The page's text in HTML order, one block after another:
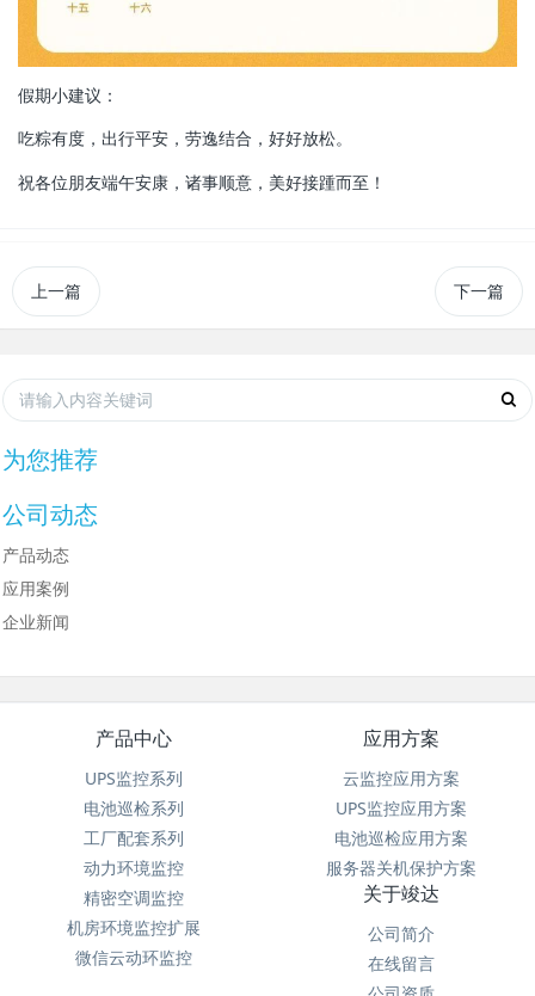
假期小建议：
吃粽有度，出行平安，劳逸结合，好好放松。
祝各位朋友端午安康，诸事顺意，美好接踵而至！
上一篇 下一篇
为您推荐
公司动态
产品动态
应用案例
企业新闻
产品中心
UPS监控系列
电池巡检系列
工厂配套系列
动力环境监控
精密空调监控
机房环境监控扩展
微信云动环监控
应用方案
云监控应用方案
UPS监控应用方案
电池巡检应用方案
服务器关机保护方案
关于竣达
公司简介
在线留言